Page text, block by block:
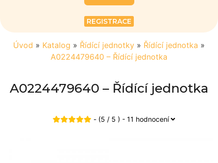
REGISTRACE
Úvod » Katalog » Řídící jednotky » Řídící jednotka »
A0224479640 – Řídící jednotka
A0224479640 – Řídící jednotka
- (5 / 5 ) - 11 hodnocení